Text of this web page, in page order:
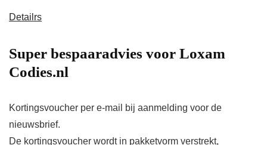
Detailrs
Super bespaaradvies voor Loxam
Codies.nl
Kortingsvoucher per e-mail bij aanmelding voor de
nieuwsbrief.
De kortingsvoucher wordt in pakketvorm verstrekt,